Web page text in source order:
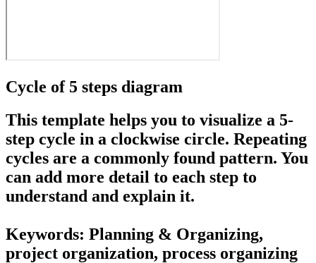
Cycle of 5 steps diagram
This template helps you to visualize a 5-
step cycle in a clockwise circle. Repeating
cycles are a commonly found pattern. You
can add more detail to each step to
understand and explain it.
Keywords: Planning & Organizing,
project organization, process organizing